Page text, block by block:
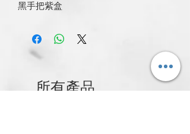
黑手把紫盒
所有產品